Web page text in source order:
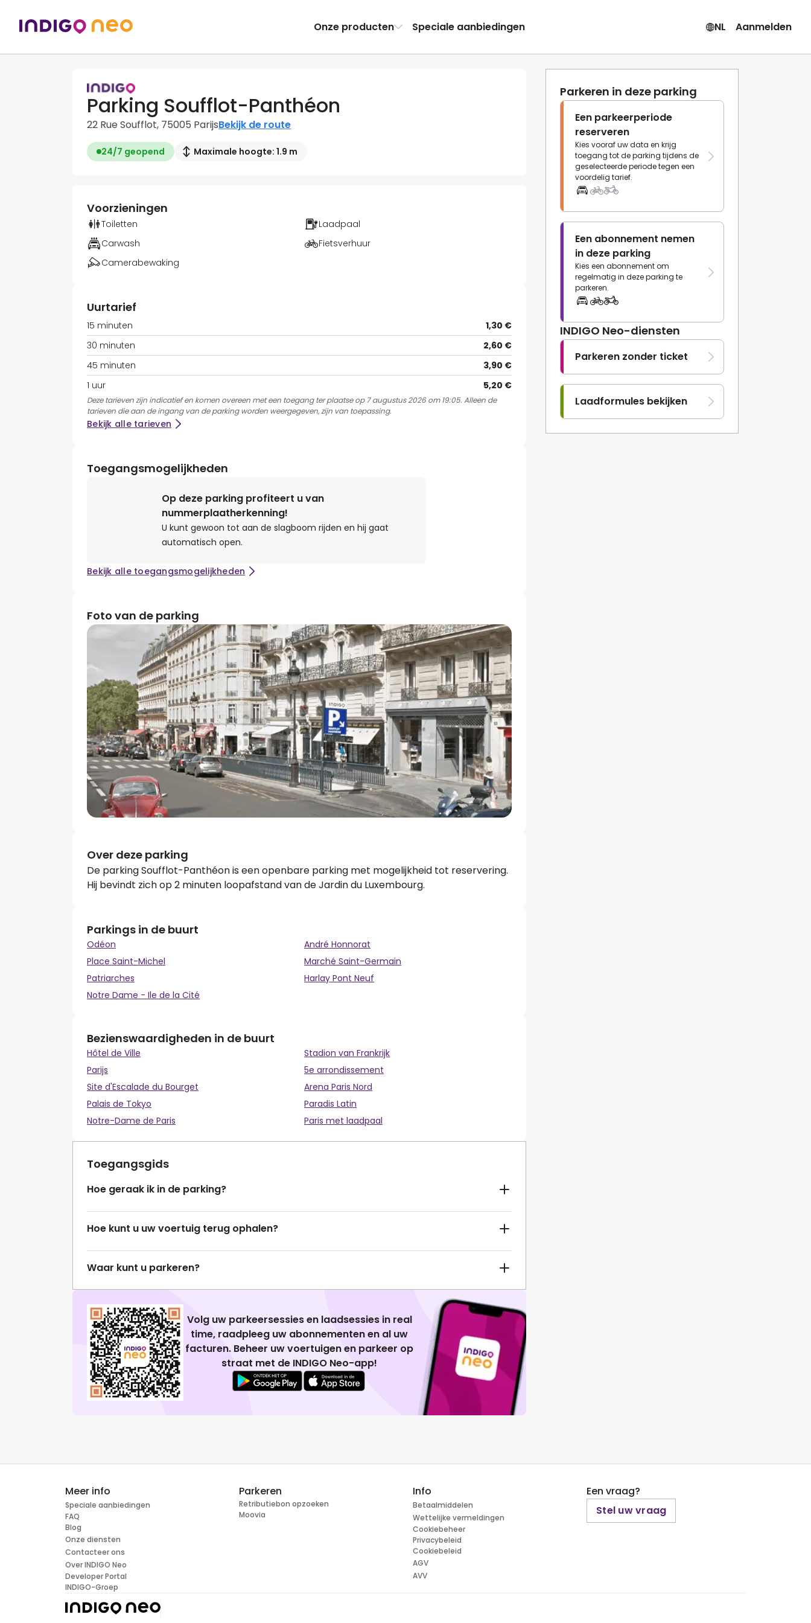
Onze producten Speciale aanbiedingen NL Aanmelden
Parking Soufflot-Panthéon
22 Rue Soufflot, 75005 ParijsBekijk de route
24/7 geopend Maximale hoogte: 1.9 m
Parkeren in deze parking
Een parkeerperiode
reserveren
Kies vooraf uw data en krijg
toegang tot de parking tijdens de
geselecteerde periode tegen een
voordelig tarief.
Een abonnement nemen
in deze parking
Kies een abonnement om
regelmatig in deze parking te
parkeren.
INDIGO Neo-diensten
Parkeren zonder ticket
Laadformules bekijken
Voorzieningen
Toiletten
Laadpaal
Carwash
Fietsverhuur
Camerabewaking
Uurtarief
15 minuten
1,30 €
30 minuten
2,60 €
45 minuten
3,90 €
1 uur
5,20 €
Deze tarieven zijn indicatief en komen overeen met een toegang ter plaatse op 7 augustus 2026 om 19:05. Alleen de
tarieven die aan de ingang van de parking worden weergegeven, zijn van toepassing.
Bekijk alle tarieven
Toegangsmogelijkheden
Op deze parking profiteert u van
nummerplaatherkenning!
U kunt gewoon tot aan de slagboom rijden en hij gaat
automatisch open.
Bekijk alle toegangsmogelijkheden
Foto van de parking
Over deze parking
De parking Soufflot-Panthéon is een openbare parking met mogelijkheid tot reservering.
Hij bevindt zich op 2 minuten loopafstand van de Jardin du Luxembourg.
Parkings in de buurt
Odéon
André Honnorat
Place Saint-Michel
Marché Saint-Germain
Patriarches
Harlay Pont Neuf
Notre Dame - Ile de la Cité
Bezienswaardigheden in de buurt
Hôtel de Ville
Stadion van Frankrijk
Parijs
5e arrondissement
Site d'Escalade du Bourget
Arena Paris Nord
Palais de Tokyo
Paradis Latin
Notre-Dame de Paris
Paris met laadpaal
Toegangsgids
Hoe geraak ik in de parking?
Hoe kunt u uw voertuig terug ophalen?
Waar kunt u parkeren?
Volg uw parkeersessies en laadsessies in real
time, raadpleeg uw abonnementen en al uw
facturen. Beheer uw voertuigen en parkeer op
straat met de INDIGO Neo-app!
Meer info
Speciale aanbiedingen
FAQ
Blog
Onze diensten
Contacteer ons
Over INDIGO Neo
Developer Portal
INDIGO-Groep
Parkeren
Retributiebon opzoeken
Moovia
Info
Betaalmiddelen
Wettelijke vermeldingen
Cookiebeheer
Privacybeleid
Cookiebeleid
AGV
AVV
Een vraag?
Stel uw vraag